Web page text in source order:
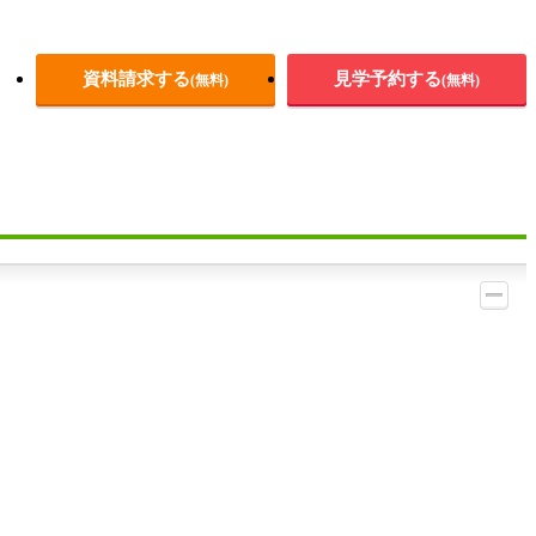
資料請求する(無料) 見学予約する(無料)